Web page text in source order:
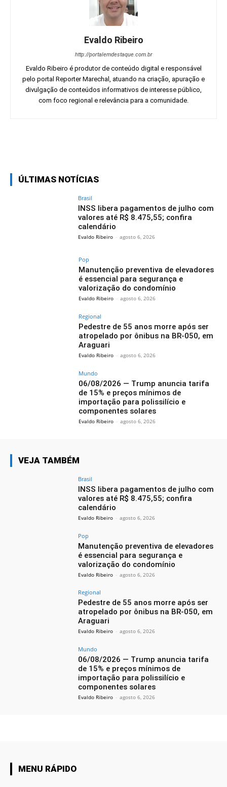
Evaldo Ribeiro
http://portalemdestaque.com.br
Evaldo Ribeiro é produtor de conteúdo digital e responsável
pelo portal Reporter Marechal, atuando na criação, apuração e
divulgação de conteúdos informativos de interesse público,
com foco regional e relevância para a comunidade.
ÚLTIMAS NOTÍCIAS
Brasil
INSS libera pagamentos de julho com
valores até R$ 8.475,55; confira
calendário
Evaldo Ribeiro - agosto 6, 2026
Pop
Manutenção preventiva de elevadores
é essencial para segurança e
valorização do condomínio
Evaldo Ribeiro - agosto 6, 2026
Regional
Pedestre de 55 anos morre após ser
atropelado por ônibus na BR-050, em
Araguari
Evaldo Ribeiro - agosto 6, 2026
Mundo
06/08/2026 — Trump anuncia tarifa
de 15% e preços mínimos de
importação para polissilício e
componentes solares
Evaldo Ribeiro - agosto 6, 2026
VEJA TAMBÉM
Brasil
INSS libera pagamentos de julho com
valores até R$ 8.475,55; confira
calendário
Evaldo Ribeiro - agosto 6, 2026
Pop
Manutenção preventiva de elevadores
é essencial para segurança e
valorização do condomínio
Evaldo Ribeiro - agosto 6, 2026
Regional
Pedestre de 55 anos morre após ser
atropelado por ônibus na BR-050, em
Araguari
Evaldo Ribeiro - agosto 6, 2026
Mundo
06/08/2026 — Trump anuncia tarifa
de 15% e preços mínimos de
importação para polissilício e
componentes solares
Evaldo Ribeiro - agosto 6, 2026
MENU RÁPIDO